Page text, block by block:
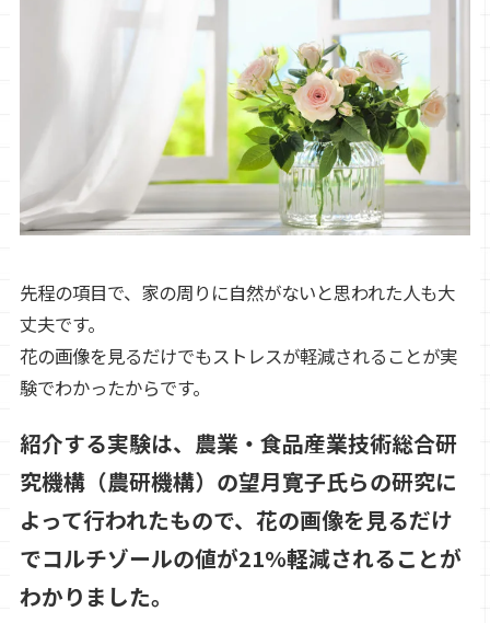
先程の項目で、家の周りに自然がないと思われた人も大
丈夫です。
花の画像を見るだけでもストレスが軽減されることが実
験でわかったからです。
紹介する実験は、農業・食品産業技術総合研
究機構（農研機構）の望月寛子氏らの研究に
よって行われたもので、花の画像を見るだけ
でコルチゾールの値が21%軽減されることが
わかりました。